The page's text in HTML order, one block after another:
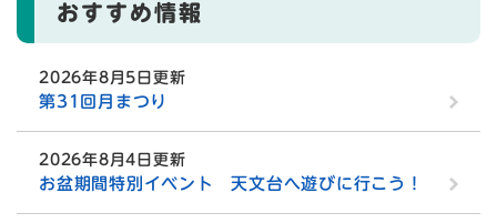
おすすめ情報
2026年8月5日更新
第31回月まつり
2026年8月4日更新
お盆期間特別イベント 天文台へ遊びに行こう！